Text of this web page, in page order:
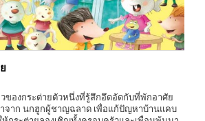
วของกระต่ายตัวหนึ่งที่รู้สึกอึดอัดกับที่พักอาศัย
จาก นกฮูกผู้ชาญฉลาด เพื่อแก้ปัญหาบ้านแคบ